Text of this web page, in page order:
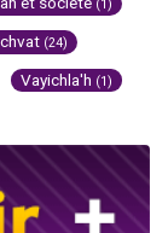
(1)
(24)
Vayichla'h (1)